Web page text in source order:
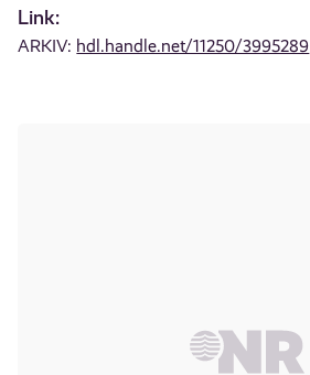
Link:
ARKIV: hdl.handle.net/11250/3995289